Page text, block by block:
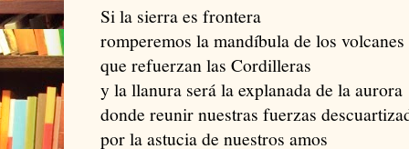
Si la sierra es frontera
romperemos la mandíbula de los volcanes
que refuerzan las Cordilleras
y la llanura será la explanada de la aurora
donde reunir nuestras fuerzas
por la astucia de nuestros amos